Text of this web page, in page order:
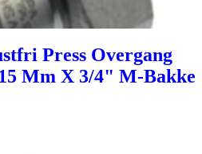
Press Overgang
Mm X 3/4" M-Bakke